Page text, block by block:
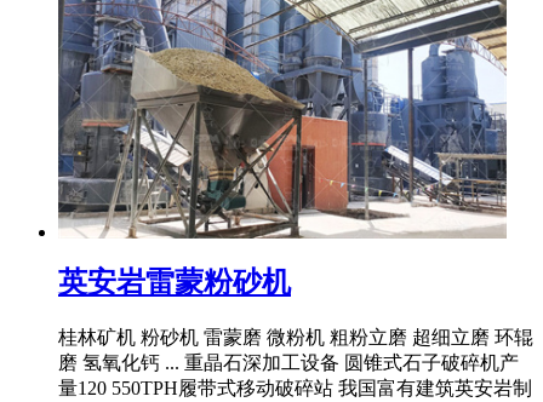
英安岩雷蒙粉砂机
桂林矿机 粉砂机 雷蒙磨 微粉机 粗粉立磨 超细立磨 环辊
磨 氢氧化钙 ... 重晶石深加工设备 圆锥式石子破碎机产
量120 550TPH履带式移动破碎站 我国富有建筑英安岩制